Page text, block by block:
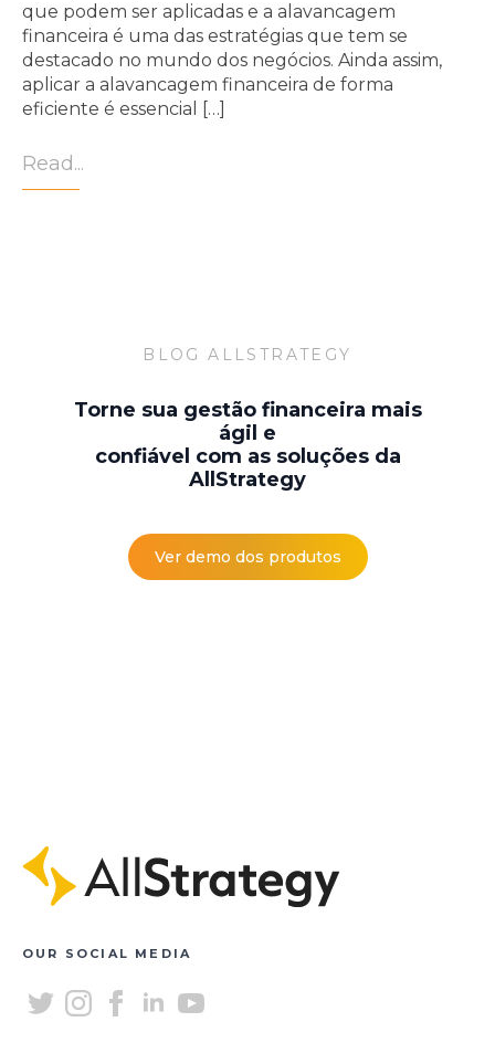
que podem ser aplicadas e a alavancagem
financeira é uma das estratégias que tem se
destacado no mundo dos negócios. Ainda assim,
aplicar a alavancagem financeira de forma
eficiente é essencial […]
Read...
BLOG ALLSTRATEGY
Torne sua gestão financeira mais
ágil e
confiável com as soluções da
AllStrategy
Ver demo dos produtos
OUR SOCIAL MEDIA